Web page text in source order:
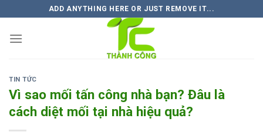
to
content
ADD ANYTHING HERE OR JUST REMOVE IT...
TIN TỨC
Vì sao mối tấn công nhà bạn? Đâu là
cách diệt mối tại nhà hiệu quả?